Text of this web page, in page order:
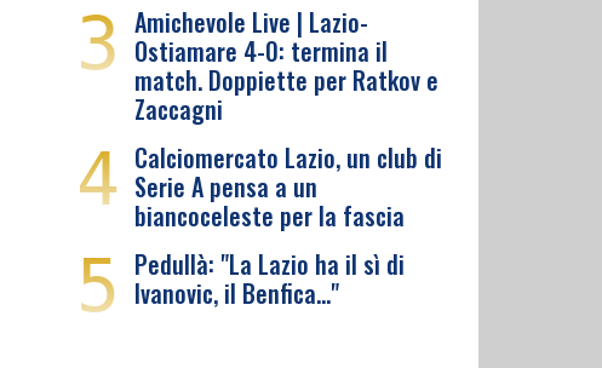
3 Amichevole Live | Lazio-
Ostiamare 4-0: termina il
match. Doppiette per Ratkov e
Zaccagni
4 Calciomercato Lazio, un club di
Serie A pensa a un
biancoceleste per la fascia
5 Pedullà: "La Lazio ha il sì di
Ivanovic, il Benfica…"